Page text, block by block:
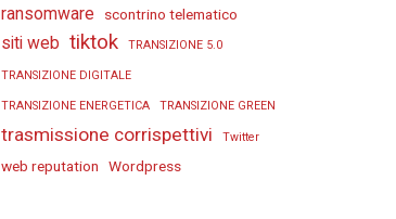
ransomware scontrino telematico
siti web tiktok TRANSIZIONE 5.0
TRANSIZIONE DIGITALE
TRANSIZIONE ENERGETICA TRANSIZIONE GREEN
trasmissione corrispettivi Twitter
web reputation Wordpress